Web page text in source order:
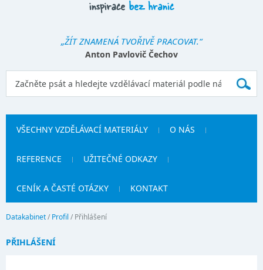
„ŽÍT ZNAMENÁ TVOŘIVĚ PRACOVAT.“
Anton Pavlovič Čechov
VŠECHNY VZDĚLÁVACÍ MATERIÁLY O NÁS
REFERENCE UŽITEČNÉ ODKAZY
CENÍK A ČASTÉ OTÁZKY KONTAKT
Datakabinet/ Profil / Přihlášení
PŘIHLÁŠENÍ